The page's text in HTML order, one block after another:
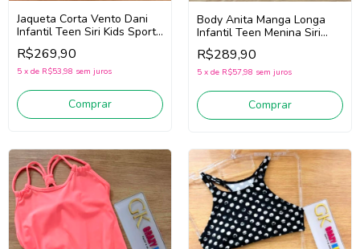
Jaqueta Corta Vento Dani
Infantil Teen Siri Kids Sport
Diversão 44695 (Branco)
R$269,90
5 x de R$53,98 sem juros
Comprar
Body Anita Manga Longa
Infantil Teen Menina Siri
Kids 43206 Picolé
(Rosa/Lilás/Amarelo)
R$289,90
5 x de R$57,98 sem juros
Comprar